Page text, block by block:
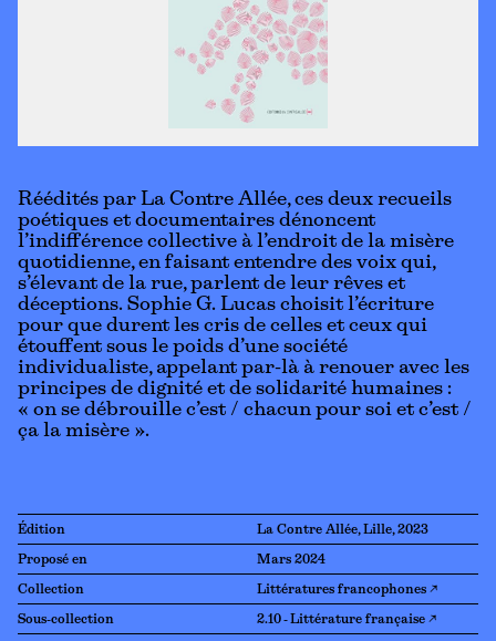
Réédités par La Contre Allée, ces deux recueils
poétiques et documentaires dénoncent
l’indifférence collective à l’endroit de la misère
quotidienne, en faisant entendre des voix qui,
s’élevant de la rue, parlent de leur rêves et
déceptions. Sophie G. Lucas choisit l’écriture
pour que durent les cris de celles et ceux qui
étouffent sous le poids d’une société
individualiste, appelant par-là à renouer avec les
principes de dignité et de solidarité humaines :
« on se débrouille c’est / chacun pour soi et c’est /
ça la misère ».
Édition La Contre Allée, Lille, 2023
Proposé en Mars 2024
Collection Littératures francophones ↗
Sous-collection 2.10 - Littérature française ↗